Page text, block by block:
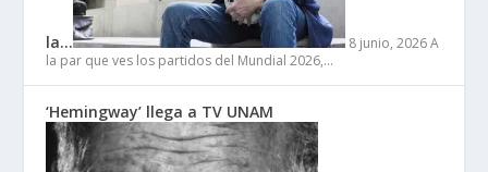
la… 8 junio, 2026 A
la par que ves los partidos del Mundial 2026,…
‘Hemingway’ llega a TV UNAM